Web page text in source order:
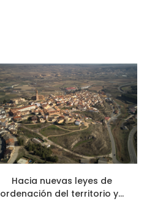
Hacia nuevas leyes de
ordenación del territorio y...